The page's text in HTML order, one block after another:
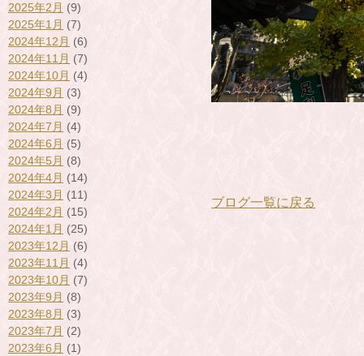
2025年2月 (9)
2025年1月 (7)
2024年12月 (6)
2024年11月 (7)
2024年10月 (4)
2024年9月 (3)
2024年8月 (9)
2024年7月 (4)
2024年6月 (5)
2024年5月 (8)
2024年4月 (14)
2024年3月 (11)
2024年2月 (15)
2024年1月 (25)
2023年12月 (6)
2023年11月 (4)
2023年10月 (7)
2023年9月 (8)
2023年8月 (3)
2023年7月 (2)
2023年6月 (1)
ブログ一覧に戻る